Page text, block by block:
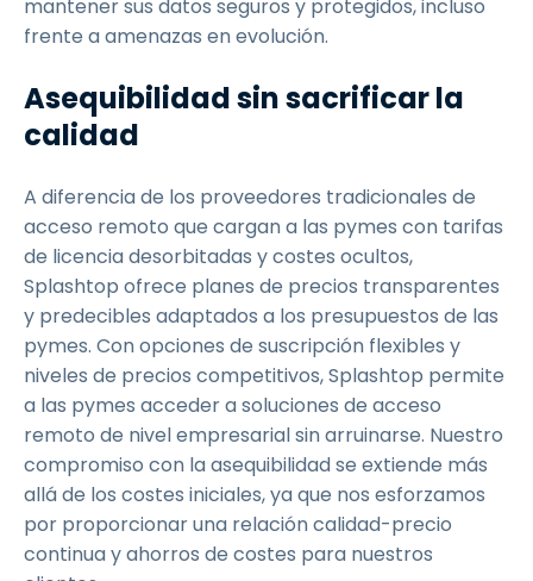
mantener sus datos seguros y protegidos, incluso
frente a amenazas en evolución.
Asequibilidad sin sacrificar la
calidad
A diferencia de los proveedores tradicionales de
acceso remoto que cargan a las pymes con tarifas
de licencia desorbitadas y costes ocultos,
Splashtop ofrece planes de precios transparentes
y predecibles adaptados a los presupuestos de las
pymes. Con opciones de suscripción flexibles y
niveles de precios competitivos, Splashtop permite
a las pymes acceder a soluciones de acceso
remoto de nivel empresarial sin arruinarse. Nuestro
compromiso con la asequibilidad se extiende más
allá de los costes iniciales, ya que nos esforzamos
por proporcionar una relación calidad-precio
continua y ahorros de costes para nuestros